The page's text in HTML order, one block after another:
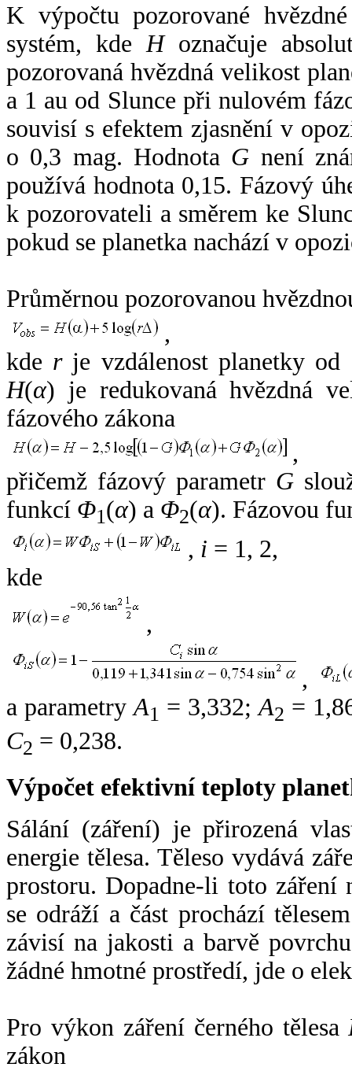
K výpočtu pozorované
systém, kde Hoznačuje
pozorovaná hvězdná velikost
a 1 au od Slunce při nulovém
souvisí s efektem zjasnění v
o 0,3 mag. Hodnota G není
používá hodnota 0,15. Fázový
k pozorovateli a směrem ke
pokud se planetka nachází v
Průměrnou pozorovanou
,
kde rje vzdálenost planetky od
H(α) je redukovaná hvězdná
fázového zákona
,
přičemž fázový parametr G
funkcí Φ1(α) a Φ2(α). Fázovou
, i = 1, 2,
kde
,
,
a parametryA1 = 3,332;A2 =
C2 = 0,238.
Výpočet efektivní teploty
Sálání (záření) je přirozená
energie tělesa. Těleso vydává
prostoru. Dopadne-li toto záření
se odráží a část prochází
závisí na jakosti a barvě
žádné hmotné prostředí, jde o
Pro výkon záření černého tělesa
zákon